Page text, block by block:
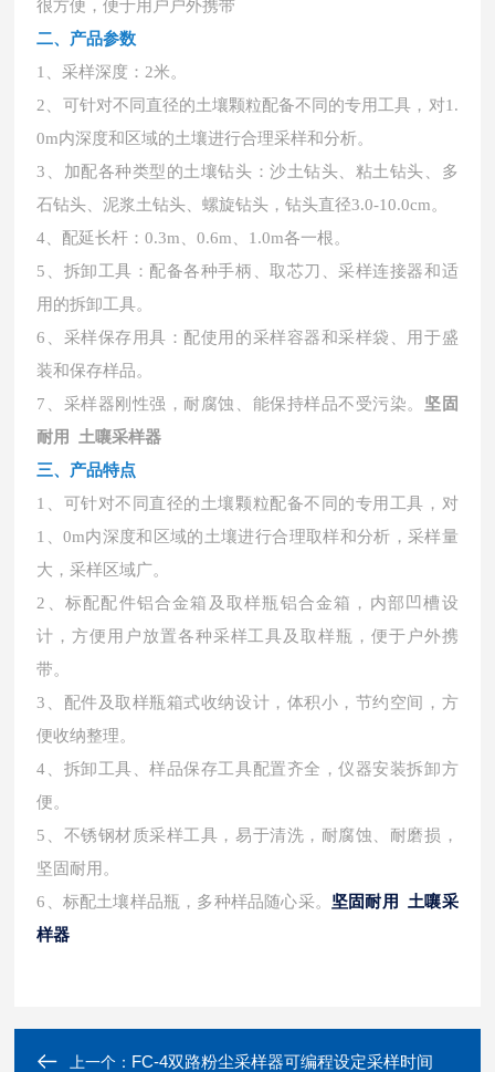
很方便，便于用户户外携带
二、 产品参数
1、采样深度：2米。
2、可针对不同直径的土壤颗粒配备不同的专用工具，对1.
0m内深度和区域的土壤进行合理采样和分析。
3、加配各种类型的土壤钻头：沙土钻头、粘土钻头、多
石钻头、泥浆土钻头、螺旋钻头，钻头直径3.0-10.0cm。
4、配延长杆：0.3m、0.6m、1.0m各一根。
5、拆卸工具：配备各种手柄、取芯刀、采样连接器和适
用的拆卸工具。
6、采样保存用具：配使用的采样容器和采样袋、用于盛
装和保存样品。
7、采样器刚性强，耐腐蚀、能保持样品不受污染。 坚固
耐用 土嚷采样器
三、产品特点
1、可针对不同直径的土壤颗粒配备不同的专用工具，对
1、0m内深度和区域的土壤进行合理取样和分析，采样量
大，采样区域广。
2、标配配件铝合金箱及取样瓶铝合金箱，内部凹槽设
计，方便用户放置各种采样工具及取样瓶，便于户外携
带。
3、配件及取样瓶箱式收纳设计，体积小，节约空间，方
便收纳整理。
4、拆卸工具、样品保存工具配置齐全，仪器安装拆卸方
便。
5、不锈钢材质采样工具，易于清洗，耐腐蚀、耐磨损，
坚固耐用。
6、标配土壤样品瓶，多种样品随心采。 坚固耐用 土嚷采
样器
上一个： FC-4双路粉尘采样器可编程设定采样时间